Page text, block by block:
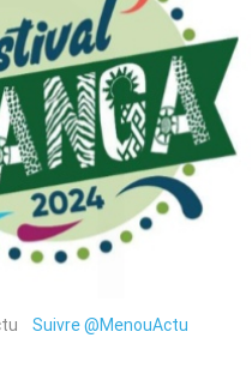
Suivre @MenouActu